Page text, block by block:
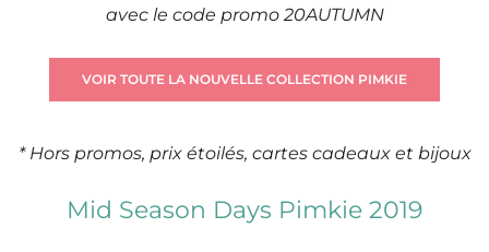
avec le code promo 20AUTUMN
VOIR TOUTE LA NOUVELLE COLLECTION PIMKIE
* Hors promos, prix étoilés, cartes cadeaux et bijoux
Mid Season Days Pimkie 2019